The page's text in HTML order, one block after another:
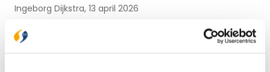
Ingeborg Dijkstra, 13 april 2026
Specificaties